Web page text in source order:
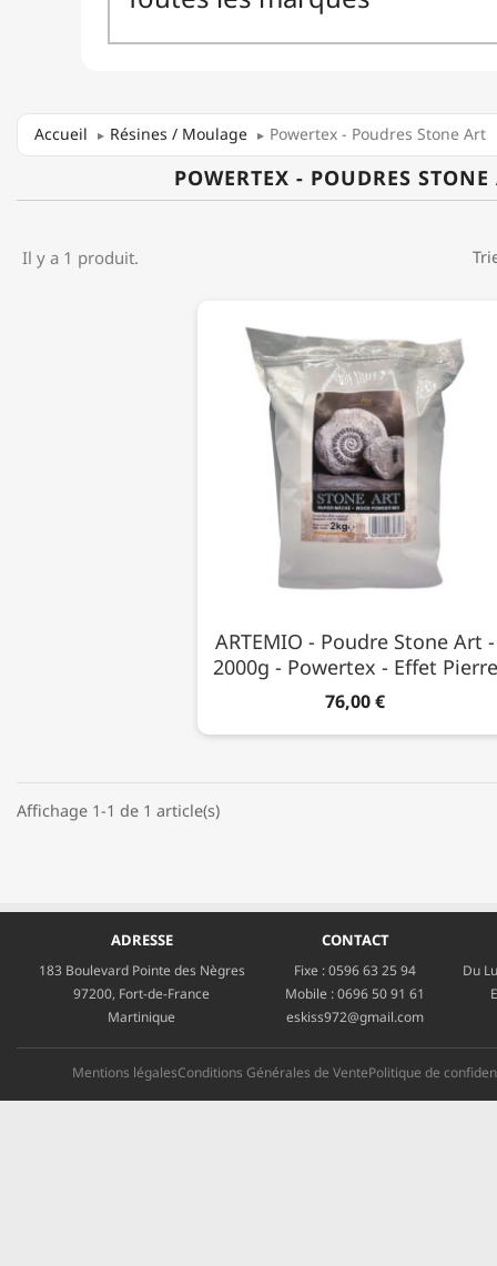
Accueil Résines / Moulage Powertex - Poudres Stone Art
POWERTEX - POUDRES STONE
Il y a 1 produit.
ARTEMIO - Poudre Stone Art -
2000g - Powertex - Effet Pierre
76,00 €
Affichage 1-1 de 1 article(s)
ADRESSE
183 Boulevard Pointe des Nègres
97200, Fort-de-France
Martinique
CONTACT
Fixe :0596 63 25 94
Mobile :0696 50 91 61
eskiss972@gmail.com
Du
Mentions légalesConditions Générales de VentePolitique de